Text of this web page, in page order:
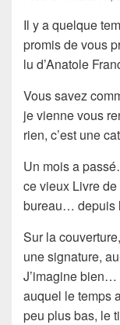
Il y a quelque
promis de vous
lu d’Anatole
Vous savez
je vienne vous
rien, c’est une
Un mois a
ce vieux Livre
bureau… depuis
Sur la
unesignature,
J’imagine bien…
auquel le temps
peu plus bas, le